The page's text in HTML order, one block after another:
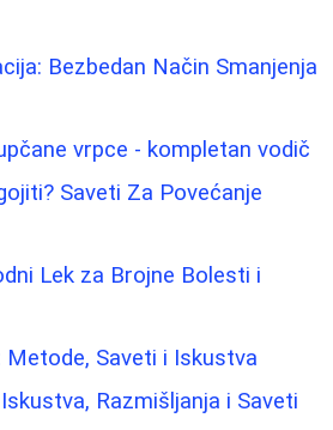
Bezbedan Način Smanjenja
vrpce - kompletan vodič
Saveti Za Povećanje
Lek za Brojne Bolesti i
Metode, Saveti i Iskustva
Razmišljanja i Saveti